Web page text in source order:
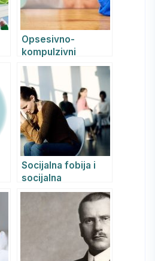
Opsesivno-
kompulzivni
poremećaj – OKP
Socijalna fobija i
socijalna
anksioznost